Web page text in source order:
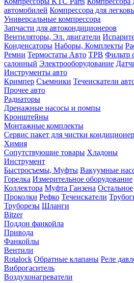
автомобилей Компрессора для
Универсальные компрессора
Запчасти для автокондиционеров
Вентиляторы, Эл. двигатели
Конденсаторы Наборы, Комплекты
Ремни Термостаты Авто ТРВ Фильтр
салонный Электрооборудование
Инструменты авто
Кримпер Съемники Течеискатели
Прочее авто
Радиаторы
Дренажные насосы и помпы
Кронштейны
Монтажные комплекты
Сервис пакет для чистки
Химия
Сопутствующие товары Хладоны
Инструмент
Быстросъемы, Муфты Вакуумные
Горелка Измерительное оборудование
Коллектора Муфта Ганзена Остальное
Проколки Рефко Течеискатели
Труборезы Шланги
Bitzer
Поддон фанкойла
Привода
Фанкойлы
Вентили
Rotalock Обратные клапаны Реле
Виброгаситель
Воздухонагреватели